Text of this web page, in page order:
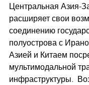
Центральная Азия-
расширяет свои
соединению
полуострова с
Азией и Китаем
мультимодальной
инфраструктуры.